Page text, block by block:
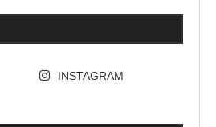
INSTAGRAM